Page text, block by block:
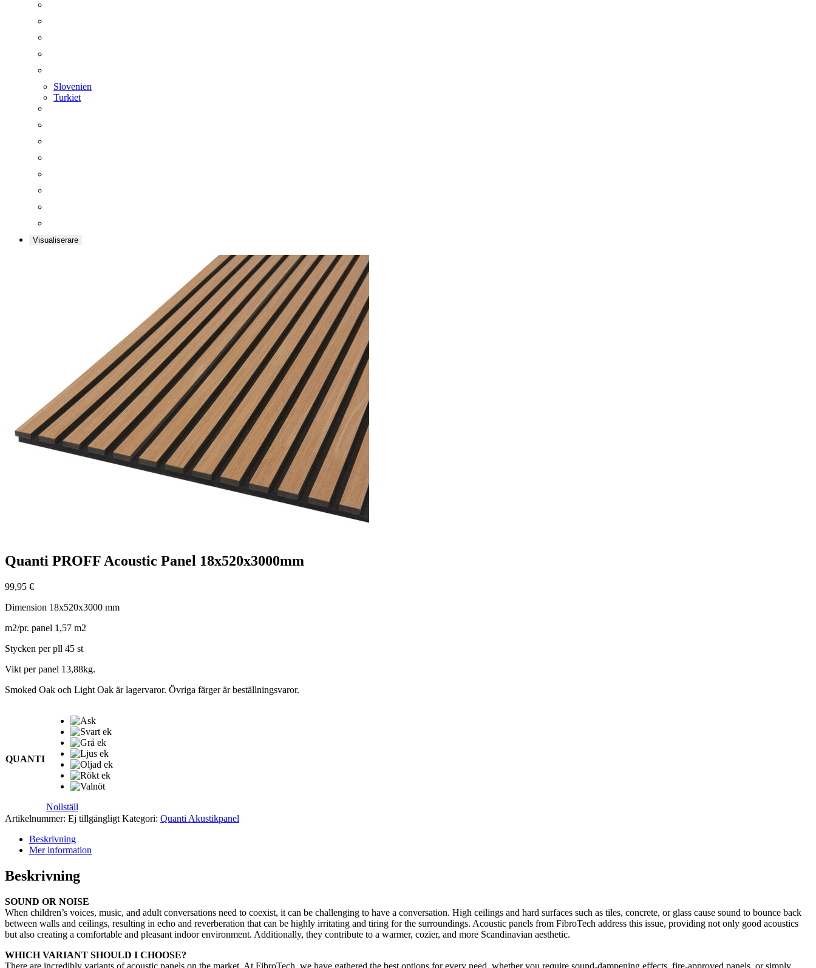
Slovenien
Turkiet
Visualiserare
Quanti PROFF Acoustic Panel 18x520x3000mm
99,95 €
Dimension 18x520x3000 mm
m2/pr. panel 1,57 m2
Stycken per pll 45 st
Vikt per panel 13,88kg.
Smoked Oak och Light Oak är lagervaror. Övriga färger är beställningsvaror.
QUANTI
Nollställ
Artikelnummer: Ej tillgängligt Kategori: Quanti Akustikpanel
Beskrivning
Mer information
Beskrivning
SOUND OR NOISE
When children’s voices, music, and adult conversations need to coexist, it can be challenging to have a conversation. High ceilings and hard surfaces such as tiles, concrete, or glass cause sound to bounce back
between walls and ceilings, resulting in echo and reverberation that can be highly irritating and tiring for the surroundings. Acoustic panels from FibroTech address this issue, providing not only good acoustics
but also creating a comfortable and pleasant indoor environment. Additionally, they contribute to a warmer, cozier, and more Scandinavian aesthetic.
WHICH VARIANT SHOULD I CHOOSE?
There are incredibly variants of acoustic panels on the market. At FibroTech, we have gathered the best options for every need, whether you require sound-dampening effects, fire-approved panels, or simply